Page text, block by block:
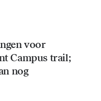
voor
Campus trail;
nog